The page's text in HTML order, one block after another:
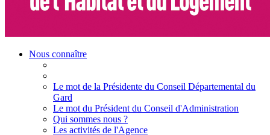
Nous connaître
Le mot de la Présidente du Conseil Départemental du
Gard
Le mot du Président du Conseil d'Administration
Qui sommes nous ?
Les activités de l'Agence